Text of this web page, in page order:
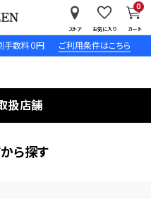
手数料０円 ご利用条件はこちら
ストア お気に入り カート
0
扱店舗
ら探す